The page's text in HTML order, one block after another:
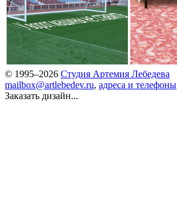
© 1995–2026 Студия Артемия Лебедева
mailbox@artlebedev.ru, адреса и телефоны
Заказать дизайн...